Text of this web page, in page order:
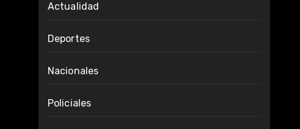
Actualidad
Deportes
Nacionales
Policiales